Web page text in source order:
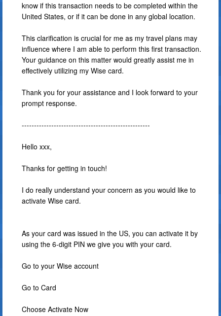
know if this transaction needs to be completed within the
United States, or if it can be done in any global location.
This clarification is crucial for me as my travel plans may
influence where I am able to perform this first transaction.
Your guidance on this matter would greatly assist me in
effectively utilizing my Wise card.
Thank you for your assistance and I look forward to your
prompt response.
----------------------------------------------------
Hello xxx,
Thanks for getting in touch!
I do really understand your concern as you would like to
activate Wise card.
As your card was issued in the US, you can activate it by
using the 6-digit PIN we give you with your card.
Go to your Wise account
Go to Card
Choose Activate Now